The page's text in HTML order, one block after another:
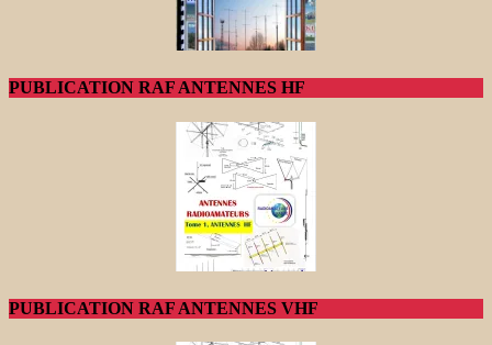
PUBLICATION RAF ANTENNES HF
PUBLICATION RAF ANTENNES VHF